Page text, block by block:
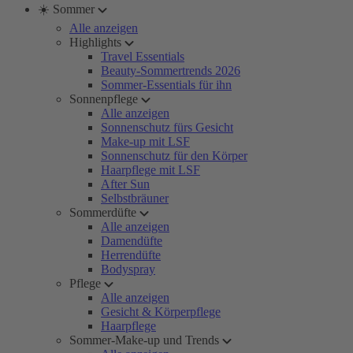
☀️ Sommer
Alle anzeigen
Highlights
Travel Essentials
Beauty-Sommertrends 2026
Sommer-Essentials für ihn
Sonnenpflege
Alle anzeigen
Sonnenschutz fürs Gesicht
Make-up mit LSF
Sonnenschutz für den Körper
Haarpflege mit LSF
After Sun
Selbstbräuner
Sommerdüfte
Alle anzeigen
Damendüfte
Herrendüfte
Bodyspray
Pflege
Alle anzeigen
Gesicht & Körperpflege
Haarpflege
Sommer-Make-up und Trends